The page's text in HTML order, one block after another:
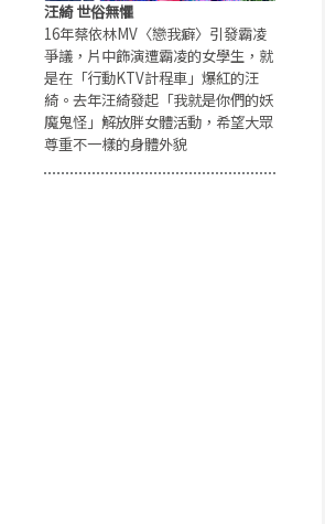
汪綺 世俗無懼
16年蔡依林MV〈戀我癖〉引發霸凌
爭議，片中飾演遭霸凌的女學生，就
是在「行動KTV計程車」爆紅的汪
綺。去年汪綺發起「我就是你們的妖
魔鬼怪」解放胖女體活動，希望大眾
尊重不一樣的身體外貌